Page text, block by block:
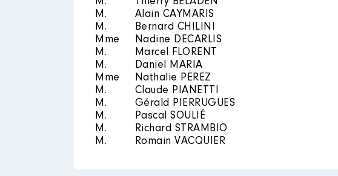
M.
Alain CAYMARIS
M.
Bernard CHILINI
Mme
Nadine DECARLIS
M.
Marcel FLORENT
M.
Daniel MARIA
Mme
Nathalie PEREZ
M.
Claude PIANETTI
M.
Gérald PIERRUGUES
M.
Pascal SOULIÉ
M.
Richard STRAMBIO
M.
Romain VACQUIER